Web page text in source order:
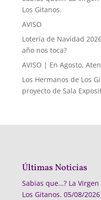
Los Gitanos.
AVISO
Lotería de Navidad
año nos toca?
AVISO | En Agosto,
Los Hermanos de Los
proyecto de Sala
Últimas Noticias
Sabias que…? La
Los Gitanos. 05/08/2026